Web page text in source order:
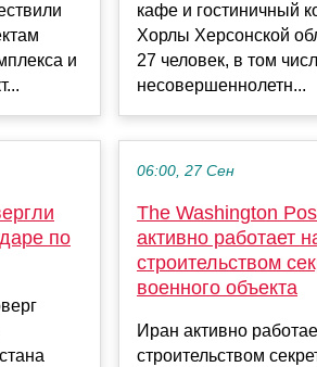
и
по
кафе и гостиничный
Хорлы Херсонской
27 человек, в том
несовершеннолетн...
06:00, 27 Сен
The Washington
активно работает
строительством
военного объекта
Иран активно
строительством